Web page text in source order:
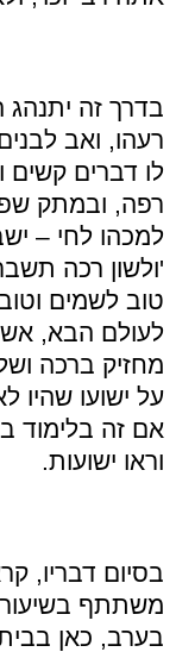
בדרך זה
רעהו, ואב
לו דברים
רפה, ובמתק
למכהו לחי –
'ולשון רכה
טוב לשמים
לעולם הבא,
מחזיק ברכה
על ישועו שהיו
אם זה בלימוד
וראו ישועות.
בסיום דבריו,
משתתף
בערב, כאן